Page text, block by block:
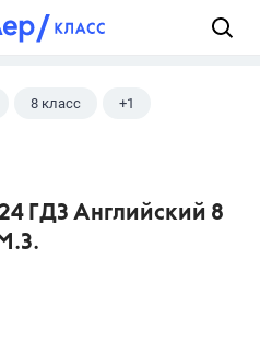
8 класс +1
ГДЗ Английский 8